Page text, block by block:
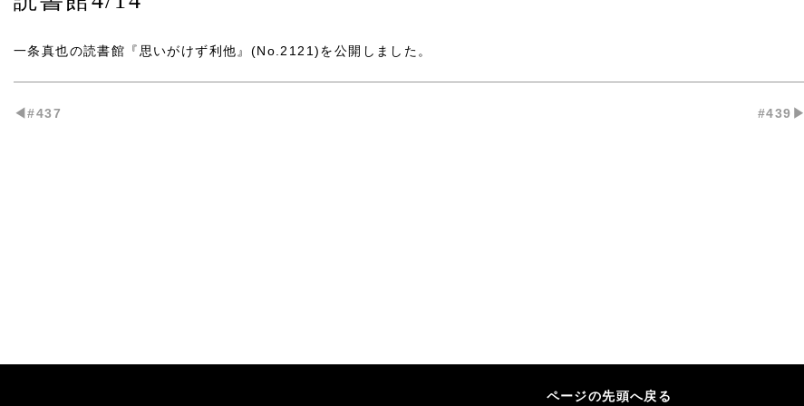
一条真也の読書館『思いがけず利他』(No.2121)を公開しました。
◀︎#437 #439▶︎
ページの先頭へ戻る